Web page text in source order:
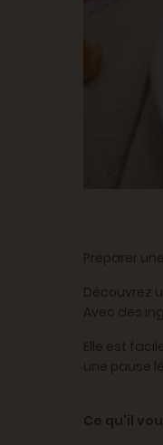
Préparer
Découvrez
Avec des
Elle est
une pause
Ce qu'il